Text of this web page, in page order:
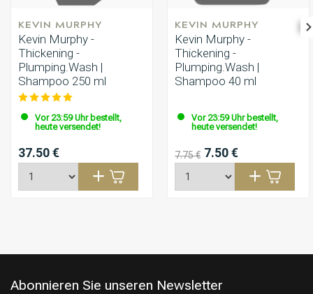
KEVIN MURPHY
Kevin Murphy -
Thickening -
Plumping.Wash |
Shampoo 250 ml
Vor 23:59 Uhr bestellt,
heute versendet!
37.50 €
KEVIN MURPHY
Kevin Murphy -
Thickening -
Plumping.Wash |
Shampoo 40 ml
Vor 23:59 Uhr bestellt,
heute versendet!
7.75 € 7.50 €
Abonnieren Sie unseren Newsletter